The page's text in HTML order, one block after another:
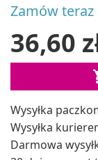
Zamów
36,60
Wysyłka
Wysyłka
Darmowa